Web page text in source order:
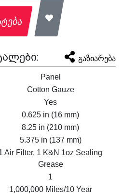
გაზიარება
Panel
Cotton Gauze
Yes
0.625 in (16 mm)
8.25 in (210 mm)
5.375 in (137 mm)
Air Filter, 1 K&N 1oz Sealing
Grease
1
1,000,000 Miles/10 Year